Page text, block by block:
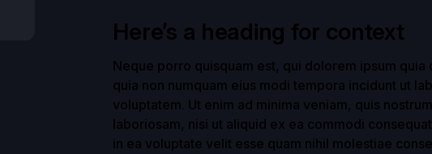
Here’s a heading for context
Neque porro quisquam est, qui dolorem ipsum
quia non numquam eius modi tempora incidunt ut
voluptatem. Ut enim ad minima veniam, quis
laboriosam, nisi ut aliquid ex ea commodi
in ea voluptate velit esse quam nihil molestiae